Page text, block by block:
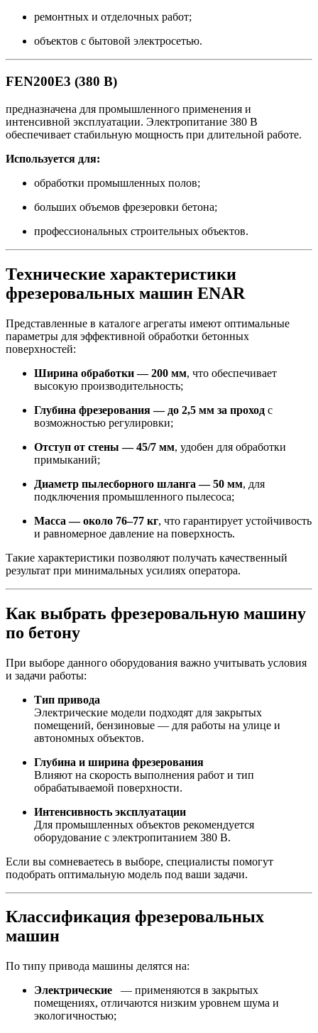
ремонтных и отделочных работ;
объектов с бытовой электросетью.
FEN200E3 (380 В)
предназначена для промышленного применения и
интенсивной эксплуатации. Электропитание 380 В
обеспечивает стабильную мощность при длительной работе.
Используется для:
обработки промышленных полов;
больших объемов фрезеровки бетона;
профессиональных строительных объектов.
Технические характеристики
фрезеровальных машин ENAR
Представленные в каталоге агрегаты имеют оптимальные
параметры для эффективной обработки бетонных
поверхностей:
Ширина обработки — 200 мм, что обеспечивает
высокую производительность;
Глубина фрезерования — до 2,5 мм за проход с
возможностью регулировки;
Отступ от стены — 45/7 мм, удобен для обработки
примыканий;
Диаметр пылесборного шланга — 50 мм, для
подключения промышленного пылесоса;
Масса — около 76–77 кг, что гарантирует устойчивость
и равномерное давление на поверхность.
Такие характеристики позволяют получать качественный
результат при минимальных усилиях оператора.
Как выбрать фрезеровальную машину
по бетону
При выборе данного оборудования важно учитывать условия
и задачи работы:
Тип привода
Электрические модели подходят для закрытых
помещений, бензиновые — для работы на улице и
автономных объектов.
Глубина и ширина фрезерования
Влияют на скорость выполнения работ и тип
обрабатываемой поверхности.
Интенсивность эксплуатации
Для промышленных объектов рекомендуется
оборудование с электропитанием 380 В.
Если вы сомневаетесь в выборе, специалисты помогут
подобрать оптимальную модель под ваши задачи.
Классификация фрезеровальных
машин
По типу привода машины делятся на:
Электрические
— применяются в закрытых
помещениях, отличаются низким уровнем шума и
экологичностью;